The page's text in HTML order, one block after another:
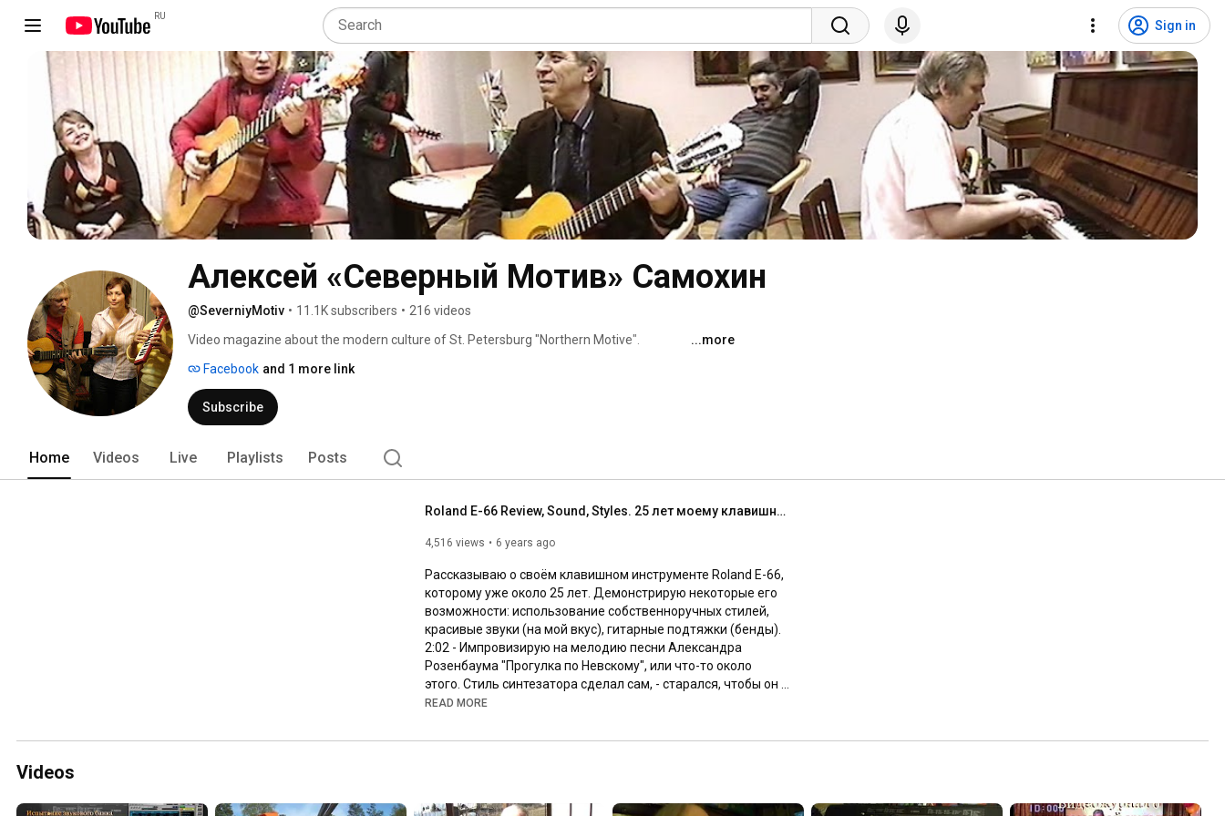
RU
Sign in
Алексей «Северный Мотив» Самохин
@SeverniyMotiv • 11.1K subscribers • 216 videos
Video magazine about the modern culture of St. Petersburg "Northern Motive".
...more
Facebook and 1 more link
Subscribe
Home Videos Live Playlists Posts
Roland E-66 Review, Sound, Styles. 25 лет моему клавишному инструменту
4,516 views 6 years ago
Рассказываю о своём клавишном инструменте Roland E-66,
которому уже около 25 лет. Демонстрирую некоторые его
возможности: использование собственноручных стилей,
2:02 - Импровизирую на мелодию песни Александра
Розенбаума "Прогулка по Невскому", или что-то около
этого. Стиль синтезатора сделал сам, - старался, чтобы он
походил на гитарный бой Розенбаума на 3 доли (вальс).
фортепиано, гитару, аккордеон) к вашей аудио, видео
4:13 - Roland E-66 SFR1M44-U100K-R USB Floppy Drive
READ MORE
Videos